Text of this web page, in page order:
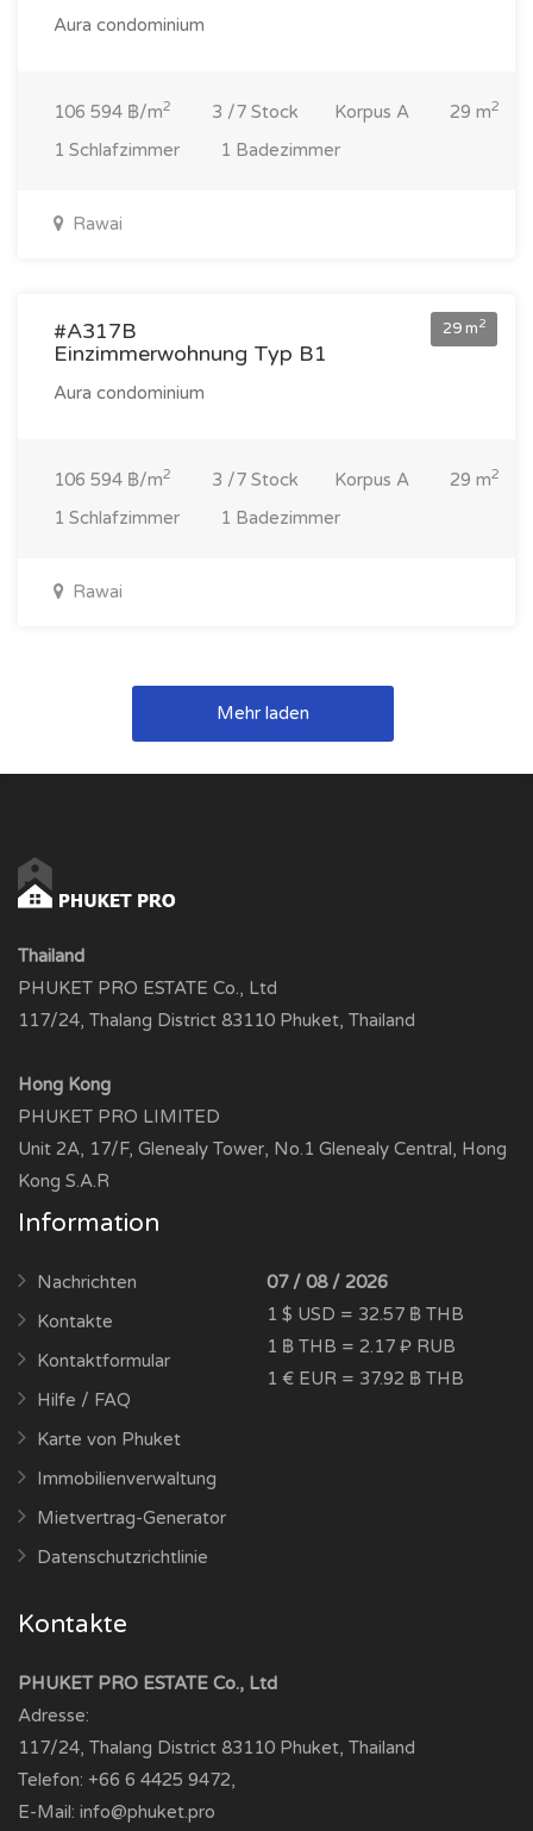
Aura condominium
106 594 ฿/m2 3 /7 Stock Korpus A 29 m2
1 Schlafzimmer 1 Badezimmer
Rawai
29 m2
#A317B
Einzimmerwohnung Typ B1
Aura condominium
106 594 ฿/m2 3 /7 Stock Korpus A 29 m2
1 Schlafzimmer 1 Badezimmer
Rawai
Mehr laden
Thailand
PHUKET PRO ESTATE Co., Ltd
117/24, Thalang District 83110 Phuket, Thailand
Hong Kong
PHUKET PRO LIMITED
Unit 2A, 17/F, Glenealy Tower, No.1 Glenealy Central, Hong
Kong S.A.R
Information
Nachrichten
Kontakte
Kontaktformular
Hilfe / FAQ
Karte von Phuket
Immobilienverwaltung
Mietvertrag-Generator
Datenschutzrichtlinie
07 / 08 / 2026
1 $ USD = 32.57 ฿ THB
1 ฿ THB = 2.17 ₽ RUB
1 € EUR = 37.92 ฿ THB
Kontakte
PHUKET PRO ESTATE Co., Ltd
Adresse:
117/24, Thalang District 83110 Phuket, Thailand
Telefon: +66 6 4425 9472,
E-Mail: info@phuket.pro